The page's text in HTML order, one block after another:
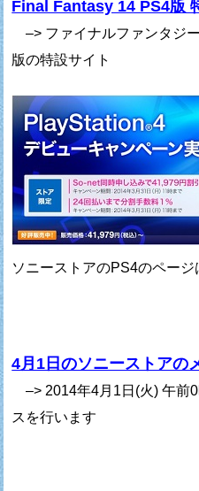
Final Fantasy 14 PS4版
–> ファイナルファンタジ
版の特設サイト
ソニーストアのPS4のページ
4月1日のソニーストアの
–> 2014年4月1日(火) 午前
スを行います